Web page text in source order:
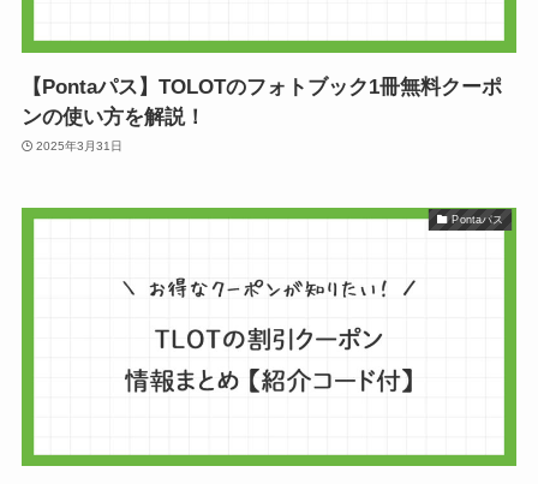
【Pontaパス】TOLOTのフォトブック1冊無料クーポ
ンの使い方を解説！
2025年3月31日
Pontaパス